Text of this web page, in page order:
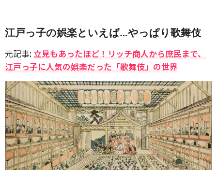
江戸っ子の娯楽といえば…やっぱり歌舞伎
元記事:立見もあったほど！リッチ商人から庶民まで、
江戸っ子に人気の娯楽だった「歌舞伎」の世界